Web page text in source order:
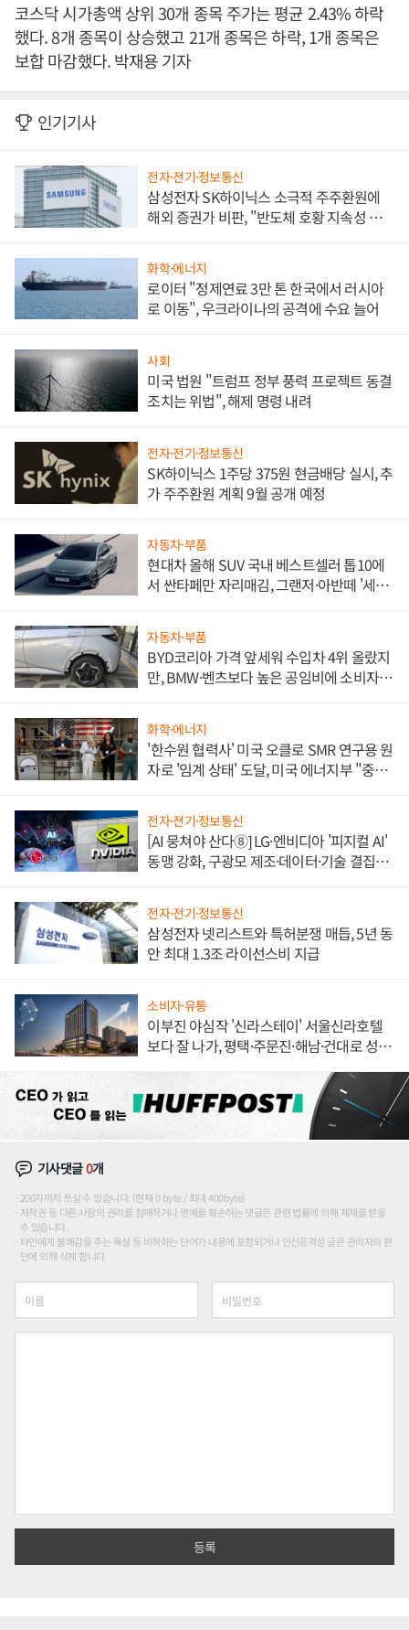
코스닥 시가총액 상위 30개 종목 주가는 평균 2.43% 하락
했다. 8개 종목이 상승했고 21개 종목은 하락, 1개 종목은
보합 마감했다. 박재용 기자
인기기사
전자·전기·정보통신
삼성전자 SK하이닉스 소극적 주주환원에
해외 증권가 비판, "반도체 호황 지속성 의
화학·에너지
로이터 "정제연료 3만 톤 한국에서 러시아
로 이동", 우크라이나의 공격에 수요 늘어
사회
미국 법원 "트럼프 정부 풍력 프로젝트 동결
조치는 위법", 해제 명령 내려
전자·전기·정보통신
SK하이닉스 1주당 375원 현금배당 실시, 추
가 주주환원 계획 9월 공개 예정
자동차·부품
현대차 올해 SUV 국내 베스트셀러 톱10에
서 싼타페만 자리매김, 그랜저·아반떼 '세단
자동차·부품
BYD코리아 가격 앞세워 수입차 4위 올랐지
만, BMW·벤츠보다 높은 공임비에 소비자
화학·에너지
'한수원 협력사' 미국 오클로 SMR 연구용 원
자로 '임계 상태' 도달, 미국 에너지부 "중요
전자·전기·정보통신
[AI 뭉쳐야 산다⑧] LG·엔비디아 '피지컬 AI'
동맹 강화, 구광모 제조·데이터·기술 결집
전자·전기·정보통신
삼성전자 넷리스트와 특허분쟁 매듭, 5년 동
안 최대 1.3조 라이선스비 지급
소비자·유통
이부진 야심작 '신라스테이' 서울신라호텔
보다 잘 나가, 평택·주문진·해남·건대로 성
기사댓글0개
200자까지 쓰실 수 있습니다. (현재 0 byte / 최대 400byte)
저작권 등 다른 사람의 권리를 침해하거나 명예를 훼손하는 댓글은 관련 법률에 의해 제재를 받을
수 있습니다.
타인에게 불쾌감을 주는 욕설 등 비하하는 단어가 내용에 포함되거나 인신공격성 글은 관리자의 판
단에 의해 삭제 합니다.